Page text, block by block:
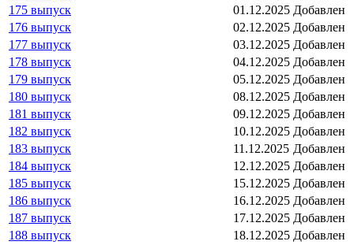
175 выпуск
01.12.2025 Добавлен
176 выпуск
02.12.2025 Добавлен
177 выпуск
03.12.2025 Добавлен
178 выпуск
04.12.2025 Добавлен
179 выпуск
05.12.2025 Добавлен
180 выпуск
08.12.2025 Добавлен
181 выпуск
09.12.2025 Добавлен
182 выпуск
10.12.2025 Добавлен
183 выпуск
11.12.2025 Добавлен
184 выпуск
12.12.2025 Добавлен
185 выпуск
15.12.2025 Добавлен
186 выпуск
16.12.2025 Добавлен
187 выпуск
17.12.2025 Добавлен
188 выпуск
18.12.2025 Добавлен